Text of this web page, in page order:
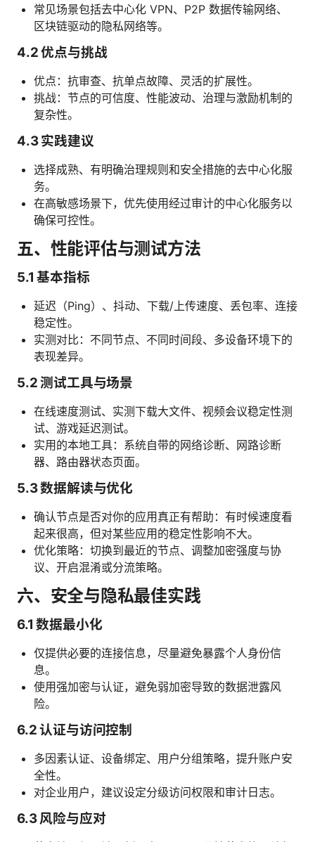
常见场景包括去中心化 VPN、P2P 数据传输网络、
区块链驱动的隐私网络等。
4.2 优点与挑战
优点：抗审查、抗单点故障、灵活的扩展性。
挑战：节点的可信度、性能波动、治理与激励机制的
复杂性。
4.3 实践建议
选择成熟、有明确治理规则和安全措施的去中心化服
务。
在高敏感场景下，优先使用经过审计的中心化服务以
确保可控性。
五、性能评估与测试方法
5.1 基本指标
延迟（Ping）、抖动、下载/上传速度、丢包率、连接
稳定性。
实测对比：不同节点、不同时间段、多设备环境下的
表现差异。
5.2 测试工具与场景
在线速度测试、实测下载大文件、视频会议稳定性测
试、游戏延迟测试。
实用的本地工具：系统自带的网络诊断、网路诊断
器、路由器状态页面。
5.3 数据解读与优化
确认节点是否对你的应用真正有帮助：有时候速度看
起来很高，但对某些应用的稳定性影响不大。
优化策略：切换到最近的节点、调整加密强度与协
议、开启混淆或分流策略。
六、安全与隐私最佳实践
6.1 数据最小化
仅提供必要的连接信息，尽量避免暴露个人身份信
息。
使用强加密与认证，避免弱加密导致的数据泄露风
险。
6.2 认证与访问控制
多因素认证、设备绑定、用户分组策略，提升账户安
全性。
对企业用户，建议设定分级访问权限和审计日志。
6.3 风险与应对